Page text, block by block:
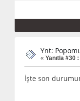
Ynt:
« Yanıtla #30 :
İşte son